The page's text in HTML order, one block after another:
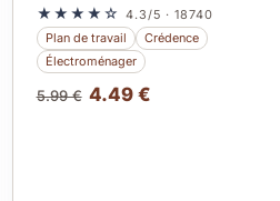
★★★★☆ 4.3/5 · 18740
Plan de travail
Crédence
Électroménager
5.99 € 4.49 €